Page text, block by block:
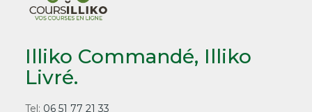
Illiko Commandé, Illiko
Livré.
Tel: 06 51 77 21 33